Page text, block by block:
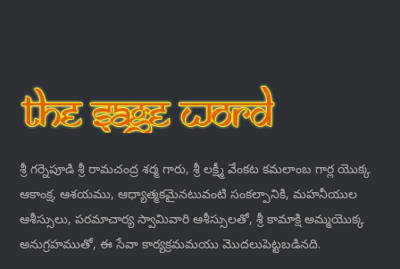
శ్రీ గర్నెపూడి శ్రీ రామచంద్ర శర్మ గారు, శ్రీ లక్ష్మీ వేంకట కమలాంబ గార్ల యొక్క
ఆకాంక్ష, ఆశయము, ఆధ్యాత్మకమైనటువంటి సంకల్పానికి, మహనీయుల
ఆశీస్సులు, పరమాచార్య స్వామివారి ఆశీస్సులతో, శ్రీ కామాక్షి అమ్మయొక్క
అనుగ్రహముతో, ఈ సేవా కార్యక్రమమయు మొదలుపెట్టబడినది.